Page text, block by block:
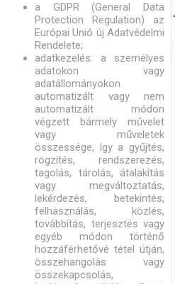
a GDPR (General Data
Protection Regulation) az
Európai Unió új Adatvédelmi
Rendelete;
adatkezelés: a személyes
adatokon vagy
adatállományokon
automatizált vagy nem
automatizált módon
végzett bármely művelet
vagy műveletek
összessége, így a gyűjtés,
rögzítés, rendszerezés,
tagolás, tárolás, átalakítás
vagy megváltoztatás,
lekérdezés, betekintés,
felhasználás, közlés,
továbbítás, terjesztés vagy
egyéb módon történő
hozzáférhetővé tétel útján,
összehangolás vagy
összekapcsolás,